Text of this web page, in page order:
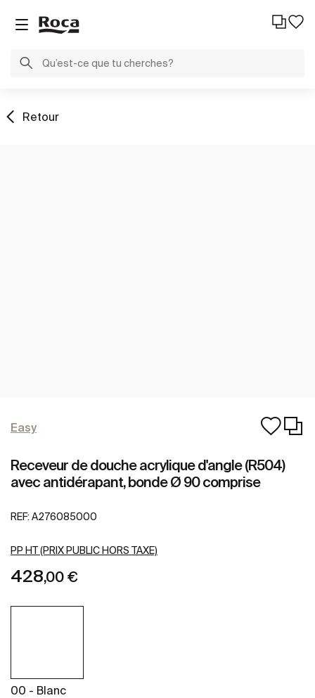
Retour
Easy
Receveur de douche acrylique d'angle (R504)
avec antidérapant, bonde Ø 90 comprise
REF: A276085000
PP HT (PRIX PUBLIC HORS TAXE)
428,00 €
00 - Blanc